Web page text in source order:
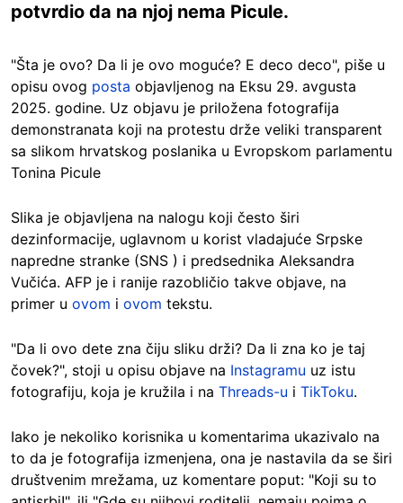
potvrdio da na njoj nema Picule.
"Šta je ovo? Da li je ovo moguće? E deco deco", piše u
opisu ovog posta objavljenog na Eksu 29. avgusta
2025. godine. Uz objavu je priložena fotografija
demonstranata koji na protestu drže veliki transparent
sa slikom hrvatskog poslanika u Evropskom parlamentu
Tonina Picule
Slika je objavljena na nalogu koji često širi
dezinformacije, uglavnom u korist vladajuće Srpske
napredne stranke (SNS ) i predsednika Aleksandra
Vučića. AFP je i ranije razobličio takve objave, na
primer u ovom i ovom tekstu.
"Da li ovo dete zna čiju sliku drži? Da li zna ko je taj
čovek?", stoji u opisu objave na Instagramu uz istu
fotografiju, koja je kružila i na Threads-u i TikToku.
Iako je nekoliko korisnika u komentarima ukazivalo na
to da je fotografija izmenjena, ona je nastavila da se širi
društvenim mrežama, uz komentare poput: "Koji su to